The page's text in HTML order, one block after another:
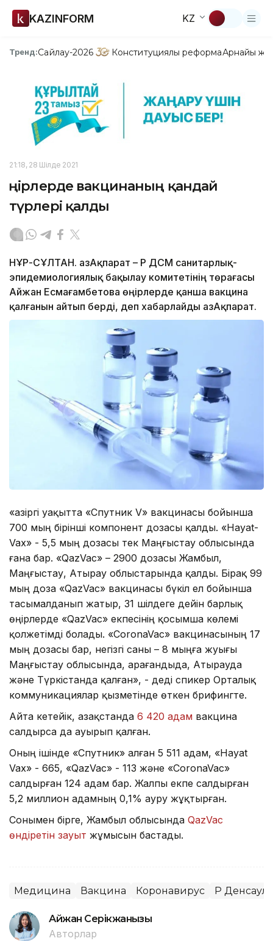
KAZINFORM KZ
Тренд:Сайлау-2026 Конституциялық реформаАрнайы
21:18, 28 Шілде 2021
Өңірлерде вакцинаның қандай
түрлері қалды
НҰР-СҰЛТАН. ҚазАқпарат – ҚР ДСМ санитарлық-
эпидемиологиялық бақылау комитетінің төрағасы
Айжан Есмағамбетова өңірлерде қанша вакцина
қалғанын айтып берді, деп хабарлайды ҚазАқпарат.
«Қазіргі уақытта «Спутник V» вакцинасы бойынша
700 мың бірінші компонент дозасы қалды. «Hayat-
Vax» - 5,5 мың дозасы тек Маңғыстау облысында
ғана бар. «QazVac» – 2900 дозасы Жамбыл,
Маңғыстау, Атырау облыстарында қалды. Бірақ 99
мың доза «QazVac» вакцинасы бүкіл ел бойынша
тасымалданып жатыр, 31 шілдеге дейін барлық
өңірлерде «QazVac» екпесінің қосымша көлемі
қолжетімді болады. «CoronaVac» вакцинасының 17
мың дозасы бар, негізгі саны – 8 мыңға жуығы
Маңғыстау облысында, Қарағандыда, Атырауда
және Түркістанда қалған», - деді спикер Орталық
коммуникациялар қызметінде өткен брифингте.
Айта кетейік, Қазақстанда 6 420 адам вакцина
салдырса да ауырып қалған.
Оның ішінде «Спутник» алған 5 511 адам, «Hayat
Vax» - 665, «QazVac» - 113 және «CoronaVac»
салдырған 124 адам бар. Жалпы екпе салдырған
5,2 миллион адамның 0,1% ауру жұқтырған.
Сонымен бірге, Жамбыл облысында QazVac
өндіретін зауыт жұмысын бастады.
Медицина Вакцина Коронавирус ҚР
Айжан Серікжанқызы
Авторлар